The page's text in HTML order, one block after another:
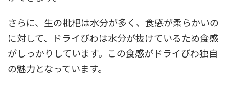
さらに、生の枇杷は水分が多く、食感が柔らかいの
に対して、ドライびわは水分が抜けているため食感
がしっかりしています。この食感がドライびわ独自
の魅力となっています。